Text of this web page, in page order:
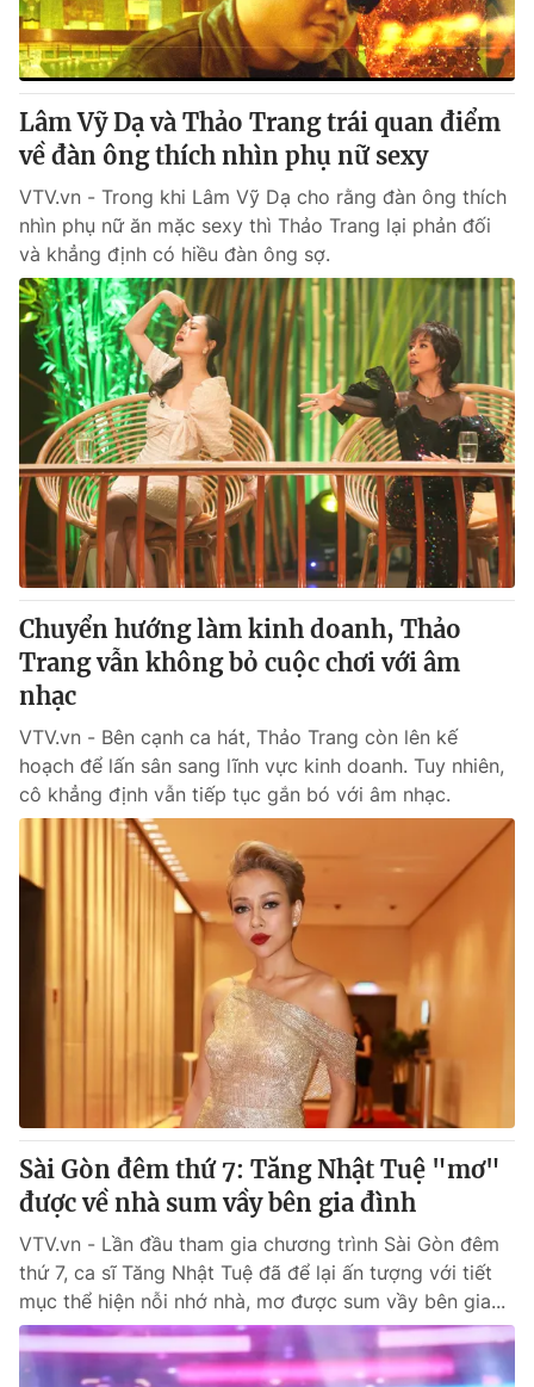
Lâm Vỹ Dạ và Thảo Trang trái quan điểm
về đàn ông thích nhìn phụ nữ sexy
VTV.vn - Trong khi Lâm Vỹ Dạ cho rằng đàn ông thích
nhìn phụ nữ ăn mặc sexy thì Thảo Trang lại phản đối
và khẳng định có hiều đàn ông sợ.
Chuyển hướng làm kinh doanh, Thảo
Trang vẫn không bỏ cuộc chơi với âm
nhạc
VTV.vn - Bên cạnh ca hát, Thảo Trang còn lên kế
hoạch để lấn sân sang lĩnh vực kinh doanh. Tuy nhiên,
cô khẳng định vẫn tiếp tục gắn bó với âm nhạc.
Sài Gòn đêm thứ 7: Tăng Nhật Tuệ "mơ"
được về nhà sum vầy bên gia đình
VTV.vn - Lần đầu tham gia chương trình Sài Gòn đêm
thứ 7, ca sĩ Tăng Nhật Tuệ đã để lại ấn tượng với tiết
mục thể hiện nỗi nhớ nhà, mơ được sum vầy bên gia...